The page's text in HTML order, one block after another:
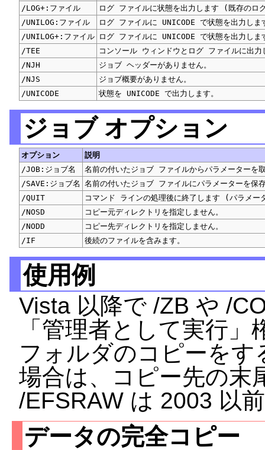
/LOG+:ファイル
ログ ファイルに状態を出力します (既存のロ
/UNILOG:ファイル
ログ ファイルに UNICODE で状態を出力し
/UNILOG+:ファイル
ログ ファイルに UNICODE で状態を出力し
/TEE
コンソール ウィンドウとログ ファイルに出力
/NJH
ジョブ ヘッダーがありません。
/NJS
ジョブ概要がありません。
/UNICODE
状態を UNICODE で出力します。
ジョブ オプション
オプション
説明
/JOB:ジョブ名
名前の付いたジョブ ファイルからパラメーターを
/SAVE:ジョブ名 名前の付いたジョブ ファイルにパラメーターを保
/QUIT
コマンド ラインの処理後に終了します (パラメー
/NOSD
コピー元ディレクトリを指定しません。
/NODD
コピー先ディレクトリを指定しません。
/IF
後続のファイルを含みます。
使用例
Vista 以降で /ZB や /
「管理者として実行
フォルダのコピーを
場合は、コピー先の末
/EFSRAW は 2003 以
データの完全コピー